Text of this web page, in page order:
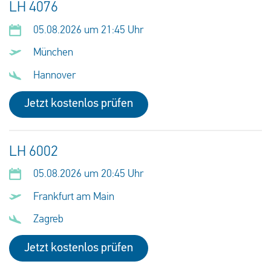
LH 4076
05.08.2026 um 21:45 Uhr
München
Hannover
Jetzt kostenlos prüfen
LH 6002
05.08.2026 um 20:45 Uhr
Frankfurt am Main
Zagreb
Jetzt kostenlos prüfen